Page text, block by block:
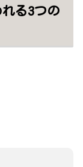
る3つの